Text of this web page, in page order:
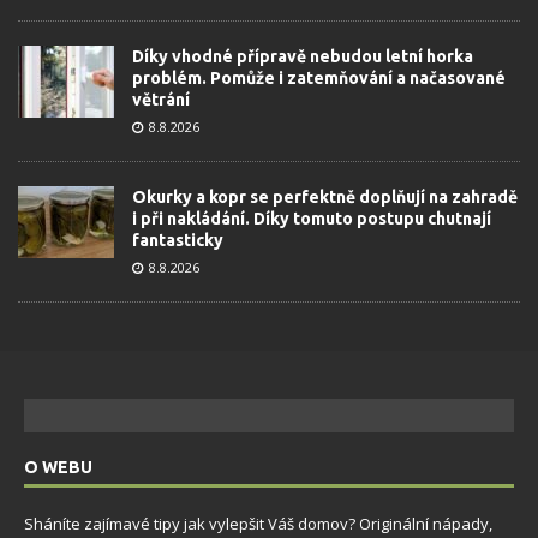
Díky vhodné přípravě nebudou letní horka
problém. Pomůže i zatemňování a načasované
větrání
8.8.2026
Okurky a kopr se perfektně doplňují na zahradě
i při nakládání. Díky tomuto postupu chutnají
fantasticky
8.8.2026
O WEBU
Sháníte zajímavé tipy jak vylepšit Váš domov? Originální nápady,